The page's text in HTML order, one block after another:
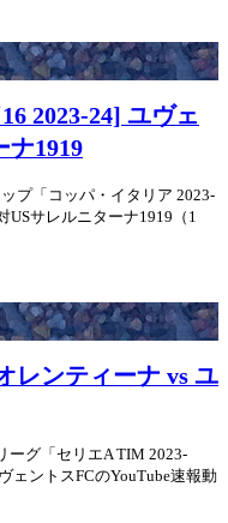
2023-24] ユヴェ
ナ1919
プ「コッパ・イタリア 2023-
USサレルニターナ1919（1
レンティーナ vs ユ
ーグ「セリエA TIM 2023-
ェントスFCのYouTube速報動